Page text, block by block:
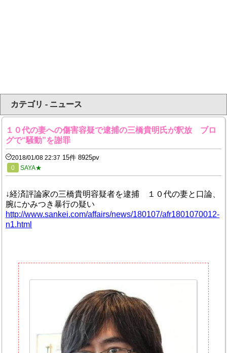
カテゴリ - ニュース
１０代の妻への傷害容疑で逮捕の三橋貴明氏が釈放 ブロ
グで“騒動”を謝罪
2018/01/08 22:37 15件 8925pv
0 SAYA★
↓経済評論家の三橋貴明容疑者を逮捕 １０代の妻と口論、
腕にかみつき暴行の疑い
http://www.sankei.com/affairs/news/180107/afr1801070012-
n1.html